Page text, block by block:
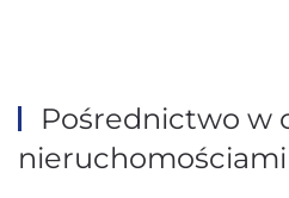
Pośrednictwo w
nieruchomościami